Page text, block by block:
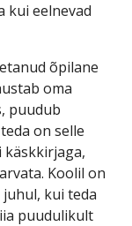
kui eelnevad
õpilane
oma
puudub
on selle
Koolil on
kui teda
puudulikult